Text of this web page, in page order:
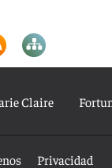
Claire
Privacidad